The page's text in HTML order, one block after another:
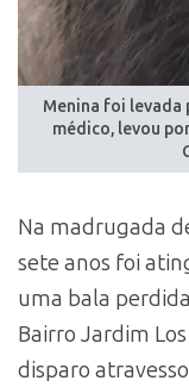
Menina foi levada
médico, levou
Na madrugada
sete anos foi
uma bala
Bairro Jardim
disparo